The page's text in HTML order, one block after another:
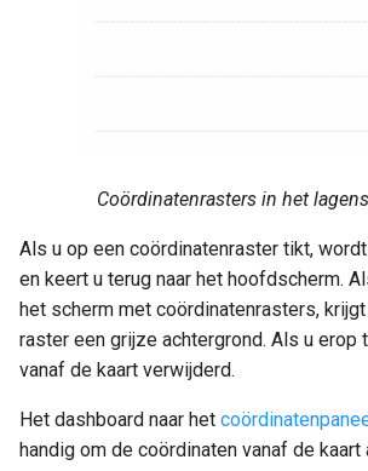
Coördinatenrasters in het
Als u op een coördinatenraster tikt,
en keert u terug naar het hoofdscherm.
het scherm met coördinatenrasters,
raster een grijze achtergrond. Als u erop
vanaf de kaart verwijderd.
Het dashboard naar het
handig om de coördinaten vanaf de kaart